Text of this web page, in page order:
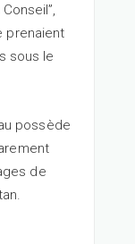
prenaient
sous le
possède
de